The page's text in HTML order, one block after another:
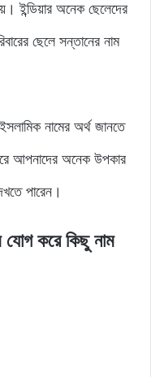
ইন্ডিয়ার অনেক ছেলেদের
ছেলে সন্তানের নাম
নামের অর্থ জানতে
আপনাদের অনেক উপকার
পারেন।
যোগ করে কিছু নাম